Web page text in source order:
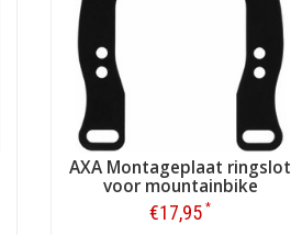
AXA Montageplaat ringslot
voor mountainbike
€17,95 *